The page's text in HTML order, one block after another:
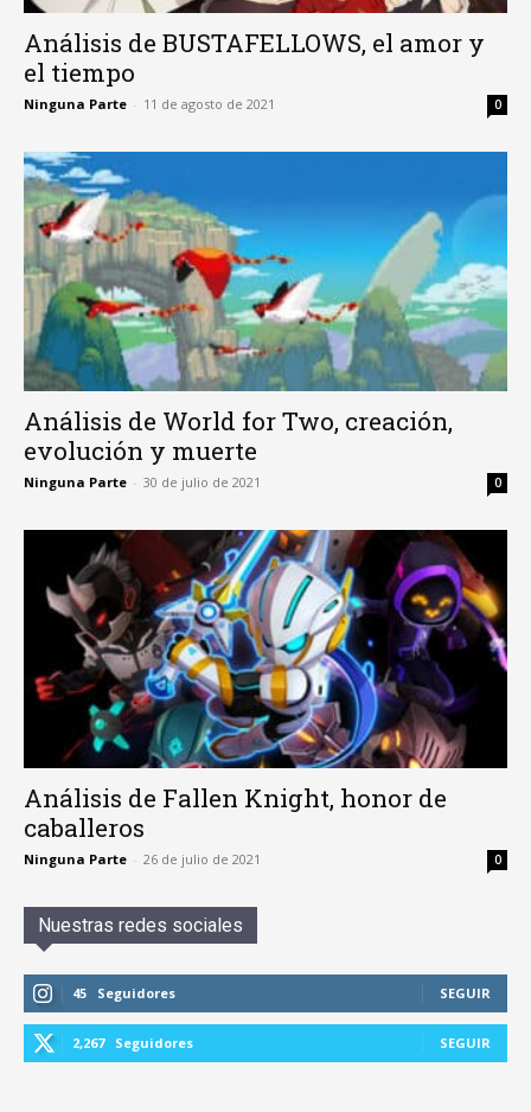
Análisis de BUSTAFELLOWS, el amor y
el tiempo
Ninguna Parte - 11 de agosto de 2021 0
Análisis de World for Two, creación,
evolución y muerte
Ninguna Parte - 30 de julio de 2021 0
Análisis de Fallen Knight, honor de
caballeros
Ninguna Parte - 26 de julio de 2021 0
Nuestras redes sociales
45 Seguidores SEGUIR
2,267 Seguidores SEGUIR